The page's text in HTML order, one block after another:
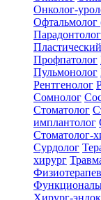
Онколог-
Офтальмолог
Парадонтолог
Профпатолог
Пульмонолог
Рентгенолог
Сомнолог
Стоматолог
имплантолог
Стоматолог-
Сурдолог
хирург
Хирург-